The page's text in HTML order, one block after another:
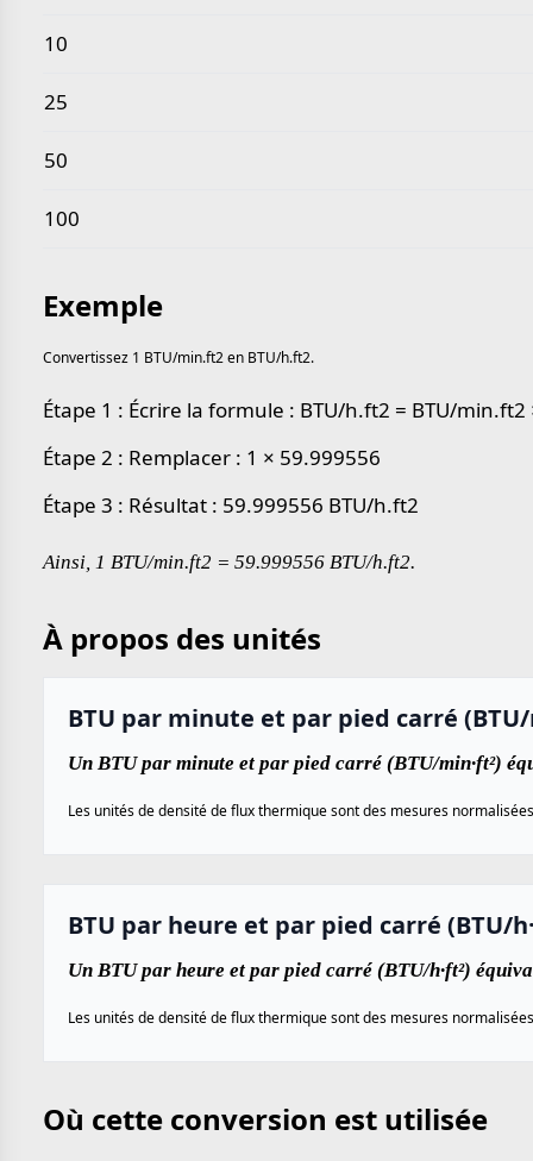
10
25
50
100
Exemple
Convertissez 1 BTU/min.ft2 en BTU/h.ft2.
Étape 1 : Écrire la formule : BTU/h.ft2 = BTU/
Étape 2 : Remplacer : 1 × 59.999556
Étape 3 : Résultat : 59.999556 BTU/h.ft2
Ainsi, 1 BTU/min.ft2 = 59.999556 BTU/h.ft2.
À propos des unités
BTU par minute et par pied carré
Un BTU par minute et par pied carré (BTU/min·ft²)
Les unités de densité de flux thermique sont des mesures
BTU par heure et par pied carré (BTU/
Un BTU par heure et par pied carré (BTU/h·ft²)
Les unités de densité de flux thermique sont des mesures
Où cette conversion est utilisée